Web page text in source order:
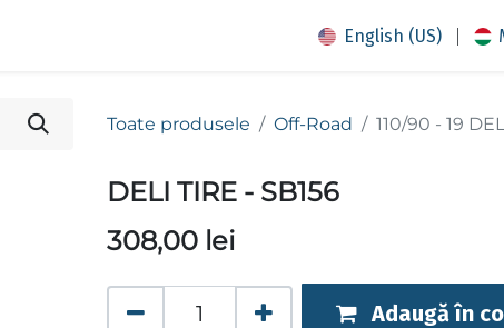
English (US) |
Toate produsele Off-Road 110/90 - 19
DELI TIRE - SB156
308,00 lei
Adaugă în